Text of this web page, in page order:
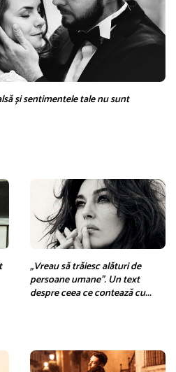
și sentimentele tale nu sunt
„Vreau să trăiesc alături de
persoane umane”. Un text
despre ceea ce contează cu...